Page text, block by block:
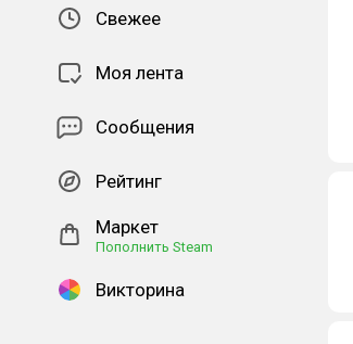
Свежее
Моя лента
Сообщения
Рейтинг
Маркет
Пополнить Steam
Викторина